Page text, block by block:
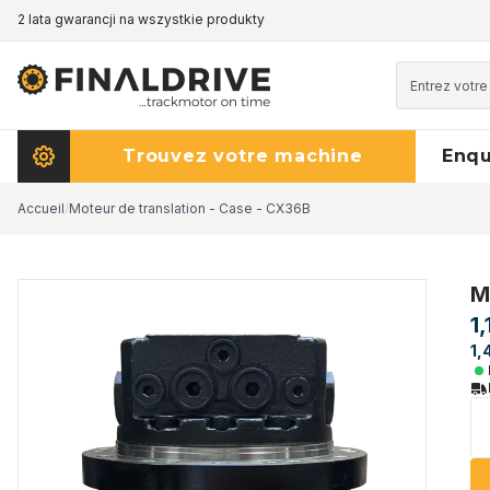
2 lata gwarancji na wszystkie produkty
Trouvez votre machine
Accueil/Moteur de translation - Case - CX36B